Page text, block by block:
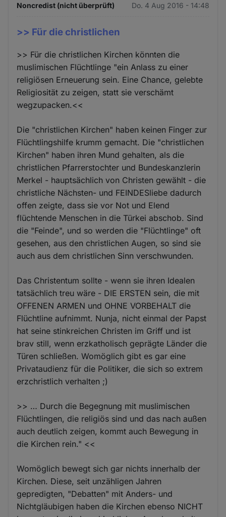
Noncredist (nicht überprüft) Do. 4 Aug 2016 - 14:48
>> Für die christlichen
>> Für die christlichen Kirchen könnten die
muslimischen Flüchtlinge "ein Anlass zu einer
religiösen Erneuerung sein. Eine Chance, gelebte
Religiosität zu zeigen, statt sie verschämt
wegzupacken.<<
Die "christlichen Kirchen" haben keinen Finger zur
Flüchtlingshilfe krumm gemacht. Die "christlichen
Kirchen" haben ihren Mund gehalten, als die
christlichen Pfarrerstochter und Bundeskanzlerin
Merkel - hauptsächlich von Christen gewählt - die
christliche Nächsten- und FEINDESliebe dadurch
offen zeigte, dass sie vor Not und Elend
flüchtende Menschen in die Türkei abschob. Sind
die "Feinde", und so werden die "Flüchtlinge" oft
gesehen, aus den christlichen Augen, so sind sie
auch aus dem christlichen Sinn verschwunden.
Das Christentum sollte - wenn sie ihren Idealen
tatsächlich treu wäre - DIE ERSTEN sein, die mit
OFFENEN ARMEN und OHNE VORBEHALT die
Flüchtline aufnimmt. Nunja, nicht einmal der Papst
hat seine stinkreichen Christen im Griff und ist
brav still, wenn erzkatholisch geprägte Länder die
Türen schließen. Womöglich gibt es gar eine
Privataudienz für die Politiker, die sich so extrem
erzchristlich verhalten ;)
>> … Durch die Begegnung mit muslimischen
Flüchtlingen, die religiös sind und das nach außen
auch deutlich zeigen, kommt auch Bewegung in
die Kirchen rein." <<
Womöglich bewegt sich gar nichts innerhalb der
Kirchen. Diese, seit unzähligen Jahren
gepredigten, "Debatten" mit Anders- und
Nichtgläubigen haben die Kirchen ebenso NICHT